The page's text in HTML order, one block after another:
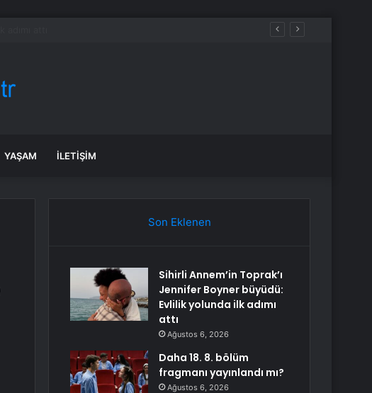
YAŞAM İLETIŞIM
Son Eklenen
Sihirli Annem’in Toprak’ı
Jennifer Boyner büyüdü:
Evlilik yolunda ilk adımı
attı
Ağustos 6, 2026
Daha 18. 8. bölüm
fragmanı yayınlandı mı?
Ağustos 6, 2026